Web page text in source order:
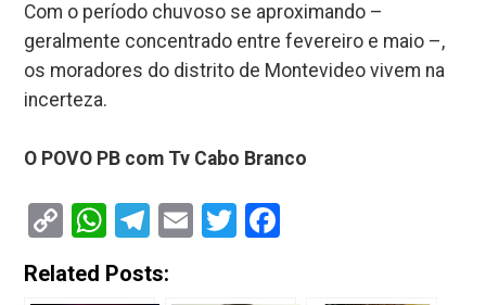
Com o período chuvoso se aproximando –
geralmente concentrado entre fevereiro e maio –,
os moradores do distrito de Montevideo vivem na
incerteza.
O POVO PB com Tv Cabo Branco
Copy
Link
WhatsApp
Telegram
EmailTwitter
Related Posts: